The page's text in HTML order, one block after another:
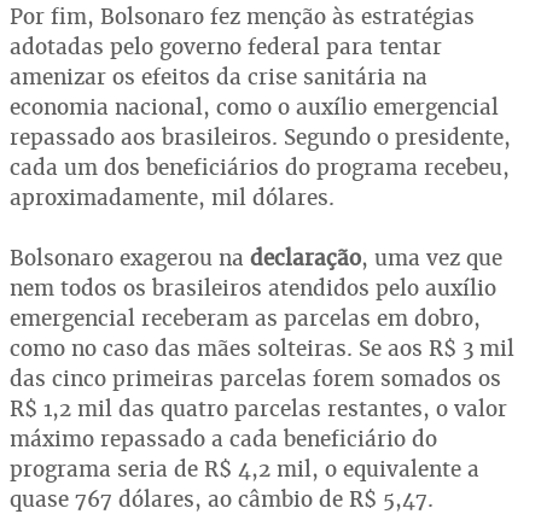
Por fim, Bolsonaro fez menção às estratégias
adotadas pelo governo federal para tentar
amenizar os efeitos da crise sanitária na
economia nacional, como o auxílio emergencial
repassado aos brasileiros. Segundo o presidente,
cada um dos beneficiários do programa recebeu,
aproximadamente, mil dólares.
Bolsonaro exagerou na declaração, uma vez que
nem todos os brasileiros atendidos pelo auxílio
emergencial receberam as parcelas em dobro,
como no caso das mães solteiras. Se aos R$ 3 mil
das cinco primeiras parcelas forem somados os
R$ 1,2 mil das quatro parcelas restantes, o valor
máximo repassado a cada beneficiário do
programa seria de R$ 4,2 mil, o equivalente a
quase 767 dólares, ao câmbio de R$ 5,47.